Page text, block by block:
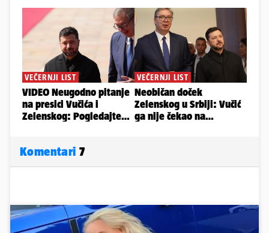
Komentari 7